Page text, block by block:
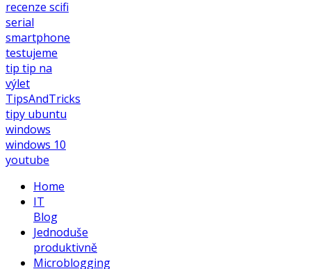
recenze scifi
serial
smartphone
testujeme
tip tip na
výlet
TipsAndTricks
tipy ubuntu
windows
windows 10
youtube
Home
IT
Blog
Jednoduše
produktivně
Microblogging